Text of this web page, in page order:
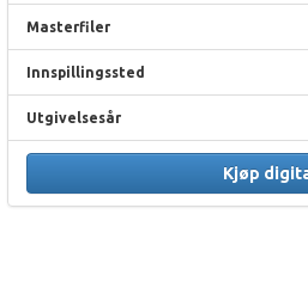
Masterfiler
Innspillingssted
Utgivelsesår
Kjøp